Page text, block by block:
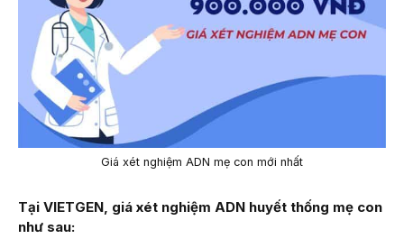
Giá xét nghiệm ADN mẹ con mới nhất
Tại VIETGEN, giá xét nghiệm ADN huyết thống mẹ con
như sau: